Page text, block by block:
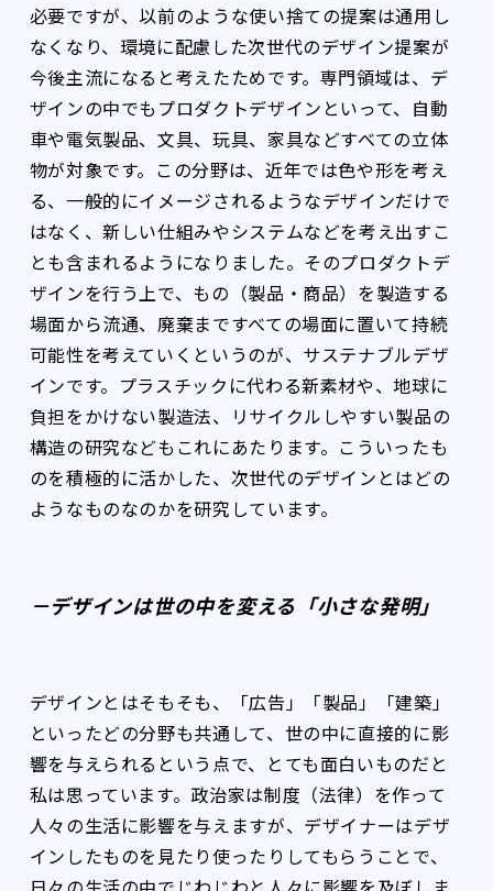
必要ですが、以前のような使い捨ての提案は通用し
なくなり、環境に配慮した次世代のデザイン提案が
今後主流になると考えたためです。専門領域は、デ
ザインの中でもプロダクトデザインといって、自動
車や電気製品、文具、玩具、家具などすべての立体
物が対象です。この分野は、近年では色や形を考え
る、一般的にイメージされるようなデザインだけで
はなく、新しい仕組みやシステムなどを考え出すこ
とも含まれるようになりました。そのプロダクトデ
ザインを行う上で、もの（製品・商品）を製造する
場面から流通、廃棄まですべての場面に置いて持続
可能性を考えていくというのが、サステナブルデザ
インです。プラスチックに代わる新素材や、地球に
負担をかけない製造法、リサイクルしやすい製品の
構造の研究などもこれにあたります。こういったも
のを積極的に活かした、次世代のデザインとはどの
ようなものなのかを研究しています。
－デザインは世の中を変える「小さな発明」
デザインとはそもそも、「広告」「製品」「建築」
といったどの分野も共通して、世の中に直接的に影
響を与えられるという点で、とても面白いものだと
私は思っています。政治家は制度（法律）を作って
人々の生活に影響を与えますが、デザイナーはデザ
インしたものを見たり使ったりしてもらうことで、